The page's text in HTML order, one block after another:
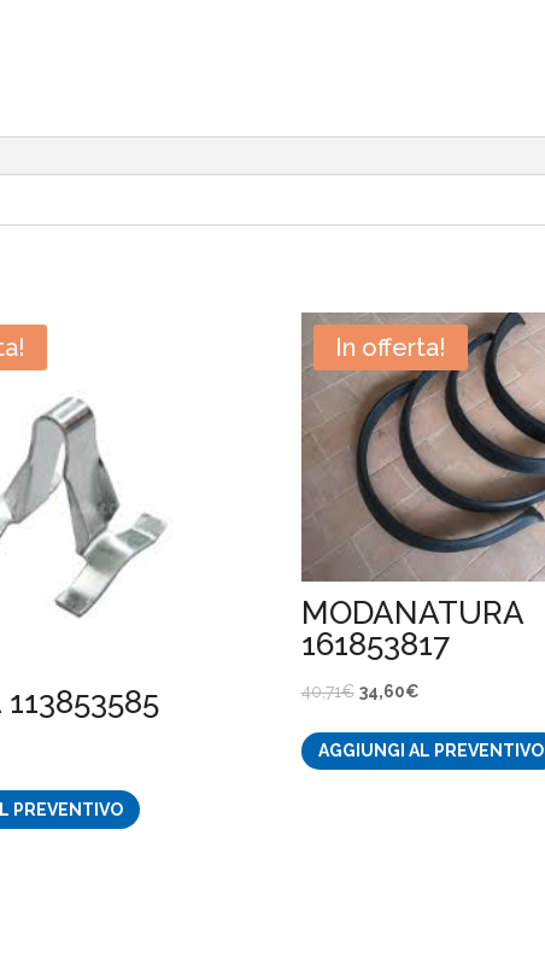
113853585
PREVENTIVO
In offerta!
MODANATURA
161853817
40,71€ Il
originale
34,60€Il
attuale
AGGIUNGI AL PREVENTIVO